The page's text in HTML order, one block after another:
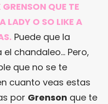
QUE TE
LADY O SO LIKE A
Puede que la
chandaleo… Pero,
que no se te
cuanto veas estas
por Grenson que te